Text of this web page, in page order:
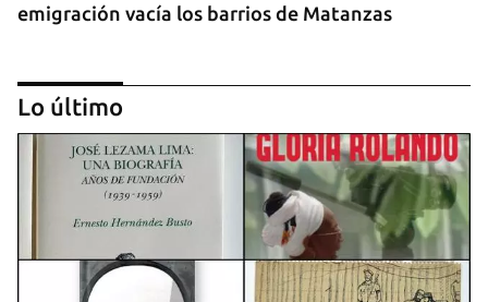
emigración vacía los barrios de Matanzas
Lo último